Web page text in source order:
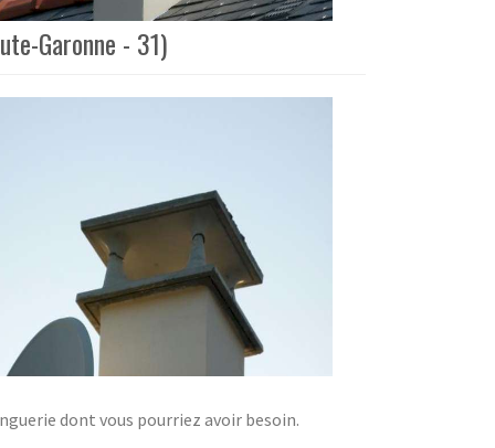
Garonne - 31)
dont vous pourriez avoir besoin.